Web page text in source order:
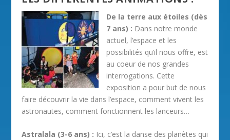
De la terre aux étoiles (dès
7 ans) : Dans notre monde
actuel, l’espace et les
possibilités qu’il nous offre, est
au coeur de nos grandes
interrogations. Cette
exposition a pour but de nous
faire découvrir la vie dans l’espace, comment vivent les
astronautes, comment fonctionnent les lanceurs…
Astralala (3-6 ans) : Ici, c’est la danse des planètes qui